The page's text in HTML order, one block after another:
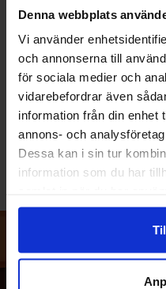
Denna webbplats
Vi använder
och annonserna till
för sociala medier och
vidarebefordrar även
information från din enhet
annons- och
Dessa kan i sin tur
information som du har
Ingår följande
Marabou
28st